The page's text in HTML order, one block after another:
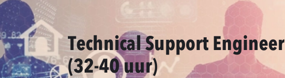
Technical Support Engineer
(32-40 uur)